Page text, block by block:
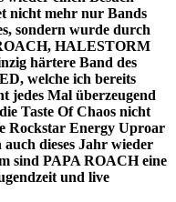
nicht mehr nur Bands
sondern wurde durch
HALESTORM
härtere Band des
welche ich bereits
jedes Mal überzeugend
Taste Of Chaos nicht
Rockstar Energy Uproar
dieses Jahr wieder
sind PAPA ROACH eine
und live